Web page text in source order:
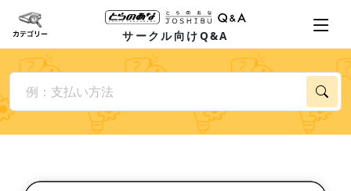
サークル向けQ&A